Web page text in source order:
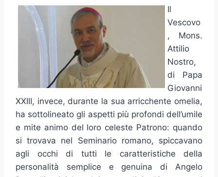
Il
Vescovo
, Mons.
Attilio
Nostro,
di Papa
Giovanni
XXIII, invece, durante la sua arricchente omelia,
ha sottolineato gli aspetti più profondi dell’umile
e mite animo del loro celeste Patrono: quando
si trovava nel Seminario romano, spiccavano
agli occhi di tutti le caratteristiche della
personalità semplice e genuina di Angelo